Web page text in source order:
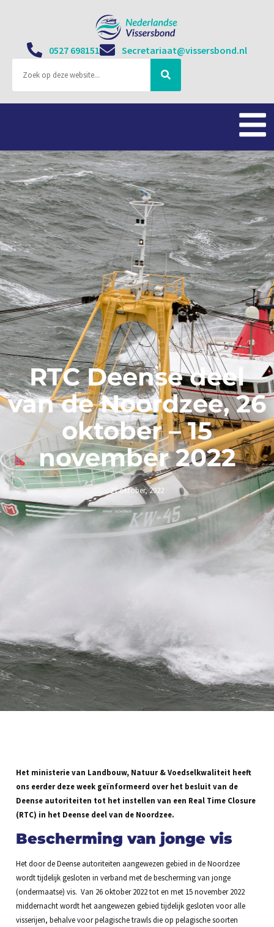
0527 698151 Secretariaat@vissersbond.nl
RTC Deense deel
van de Noordzee, 26
oktober – 15
november 2022
27 oktober, 2022
Het ministerie van Landbouw, Natuur & Voedselkwaliteit heeft
ons eerder deze week geïnformeerd over het besluit van de
Deense autoriteiten tot het instellen van een Real Time Closure
(RTC) in het Deense deel van de Noordzee.
Bescherming van jonge vis
Het door de Deense autoriteiten aangewezen gebied in de Noordzee
wordt tijdelijk gesloten in verband met de bescherming van jonge
(ondermaatse) vis. Van 26 oktober 2022 tot en met 15 november 2022
middernacht wordt het aangewezen gebied tijdelijk gesloten voor alle
visserijen, behalve voor pelagische trawls die op pelagische soorten